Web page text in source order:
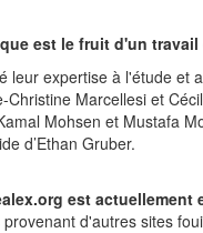
est le fruit d'un
leur expertise à l'étude et
Marcellesi et
Mohsen et Mustafa
d’Ethan Gruber.
est actuellement
d'autres sites